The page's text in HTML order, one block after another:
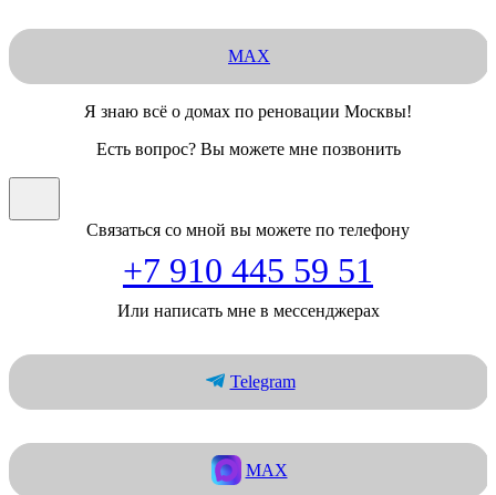
MAX
Я знаю всё о домах по реновации Москвы!
Есть вопрос? Вы можете мне позвонить
Связаться со мной вы можете по телефону
+7 910 445 59 51
Или написать мне в мессенджерах
Telegram
MAX